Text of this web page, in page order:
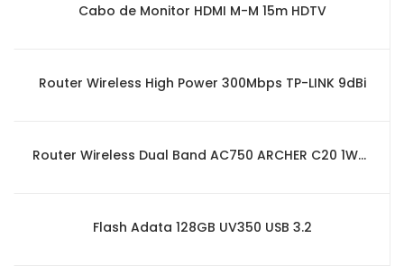
Cabo de Monitor HDMI M-M 15m HDTV
Router Wireless High Power 300Mbps TP-LINK 9dBi
Router Wireless Dual Band AC750 ARCHER C20 1WAN+4LAN
Flash Adata 128GB UV350 USB 3.2